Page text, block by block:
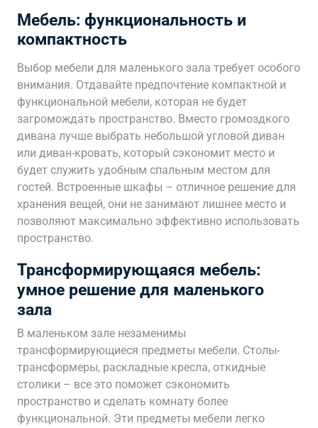
Мебель: функциональность и
компактность
Выбор мебели для маленького зала требует особого
внимания. Отдавайте предпочтение компактной и
функциональной мебели, которая не будет
загромождать пространство. Вместо громоздкого
дивана лучше выбрать небольшой угловой диван
или диван-кровать, который сэкономит место и
будет служить удобным спальным местом для
гостей. Встроенные шкафы – отличное решение для
хранения вещей, они не занимают лишнее место и
позволяют максимально эффективно использовать
пространство.
Трансформирующаяся мебель:
умное решение для маленького
зала
В маленьком зале незаменимы
трансформирующиеся предметы мебели. Столы-
трансформеры, раскладные кресла, откидные
столики – все это поможет сэкономить
пространство и сделать комнату более
функциональной. Эти предметы мебели легко